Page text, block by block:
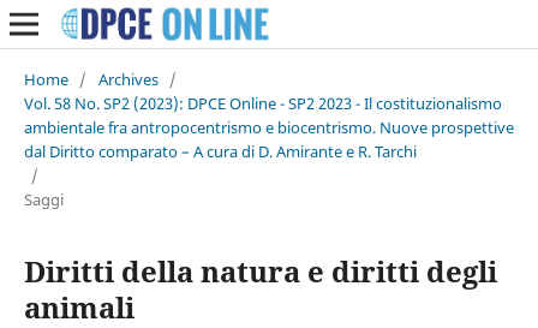
Home / Archives /
Vol. 58 No. SP2 (2023): DPCE Online - SP2 2023 - Il costituzionalismo
ambientale fra antropocentrismo e biocentrismo. Nuove prospettive
dal Diritto comparato – A cura di D. Amirante e R. Tarchi
/
Saggi
Diritti della natura e diritti degli
animali